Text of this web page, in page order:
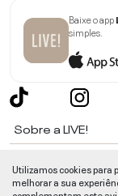
Baixe o app
simples.
Sobre a LIVE!
Informações
Utilizamos cookies para
melhorar a sua